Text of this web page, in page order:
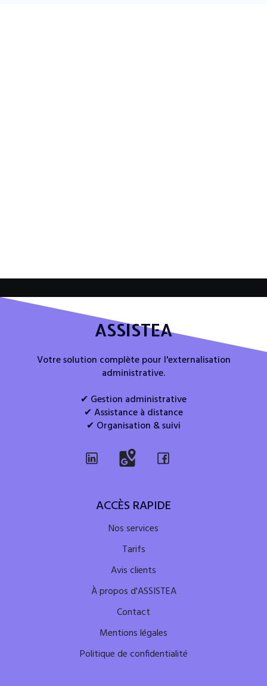
ASSISTEA
Votre solution complète pour l'externalisation
administrative.
✔ Gestion administrative
✔ Assistance à distance
✔ Organisation & suivi
ACCÈS RAPIDE
Nos services
Tarifs
Avis clients
À propos d'ASSISTEA
Contact
Mentions légales
Politique de confidentialité